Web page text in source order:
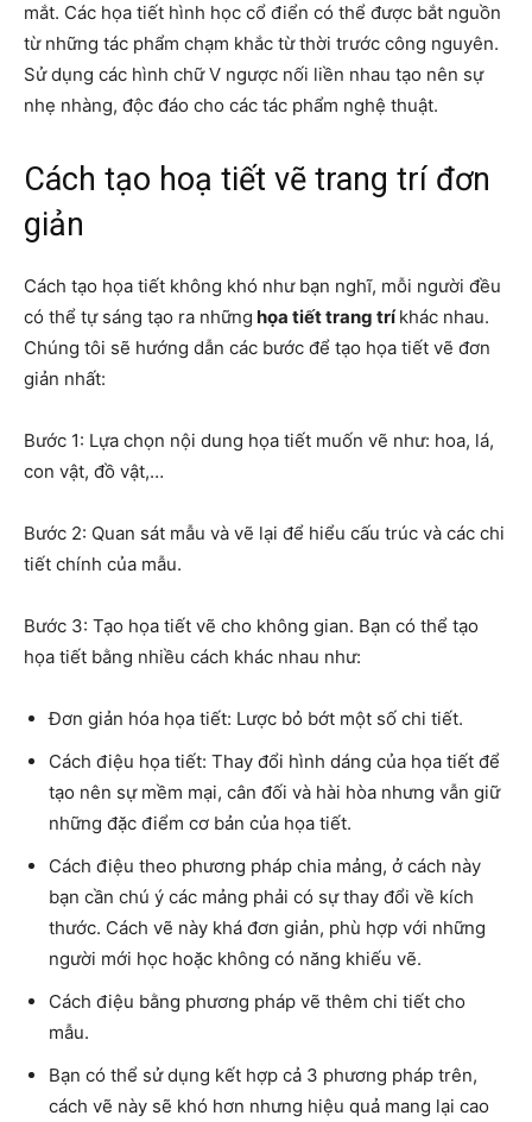
mắt. Các họa tiết hình học cổ điển có thể được bắt nguồn
từ những tác phẩm chạm khắc từ thời trước công nguyên.
Sử dụng các hình chữ V ngược nối liền nhau tạo nên sự
nhẹ nhàng, độc đáo cho các tác phẩm nghệ thuật.
Cách tạo hoạ tiết vẽ trang trí đơn
giản
Cách tạo họa tiết không khó như bạn nghĩ, mỗi người đều
có thể tự sáng tạo ra những họa tiết trang tríkhác nhau.
Chúng tôi sẽ hướng dẫn các bước để tạo họa tiết vẽ đơn
giản nhất:
Bước 1: Lựa chọn nội dung họa tiết muốn vẽ như: hoa, lá,
con vật, đồ vật,…
Bước 2: Quan sát mẫu và vẽ lại để hiểu cấu trúc và các chi
tiết chính của mẫu.
Bước 3: Tạo họa tiết vẽ cho không gian. Bạn có thể tạo
họa tiết bằng nhiều cách khác nhau như:
Đơn giản hóa họa tiết: Lược bỏ bớt một số chi tiết.
Cách điệu họa tiết: Thay đổi hình dáng của họa tiết để
tạo nên sự mềm mại, cân đối và hài hòa nhưng vẫn giữ
những đặc điểm cơ bản của họa tiết.
Cách điệu theo phương pháp chia mảng, ở cách này
bạn cần chú ý các mảng phải có sự thay đổi về kích
thước. Cách vẽ này khá đơn giản, phù hợp với những
người mới học hoặc không có năng khiếu vẽ.
Cách điệu bằng phương pháp vẽ thêm chi tiết cho
mẫu.
Bạn có thể sử dụng kết hợp cả 3 phương pháp trên,
cách vẽ này sẽ khó hơn nhưng hiệu quả mang lại cao